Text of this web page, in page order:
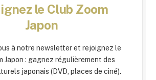
le Club Zoom
Japon
à notre newsletter et rejoignez le
Japon : gagnez régulièrement des
japonais (DVD, places de ciné).